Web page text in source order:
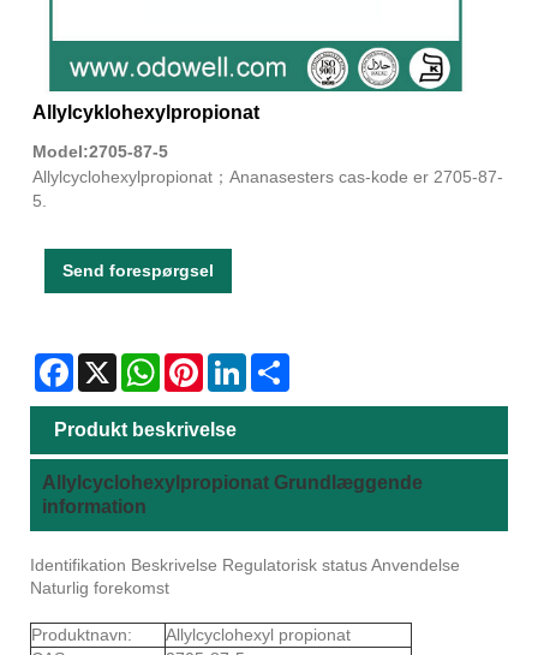
Allylcyklohexylpropionat
Model:2705-87-5
Allylcyclohexylpropionat；Ananasesters cas-kode er 2705-87-
5.
Send forespørgsel
Facebook
X WhatsAppPinterestLinkedIn
Produkt beskrivelse
Allylcyclohexylpropionat Grundlæggende
information
Identifikation Beskrivelse Regulatorisk status Anvendelse
Naturlig forekomst
Produktnavn:
Allylcyclohexyl propionat